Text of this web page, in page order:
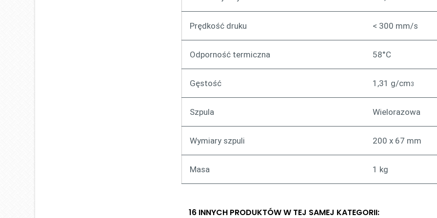
Prędkość druku < 300 mm/s
Odporność termiczna 58°C
Gęstość 1,31 g/cm3
Szpula Wielorazowa
Wymiary szpuli 200 x 67 mm
Masa 1 kg
16 INNYCH PRODUKTÓW W TEJ SAMEJ KATEGORII: